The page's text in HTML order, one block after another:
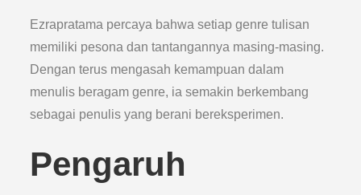
Ezrapratama percaya bahwa setiap genre tulisan
memiliki pesona dan tantangannya masing-masing.
Dengan terus mengasah kemampuan dalam
menulis beragam genre, ia semakin berkembang
sebagai penulis yang berani bereksperimen.
Pengaruh